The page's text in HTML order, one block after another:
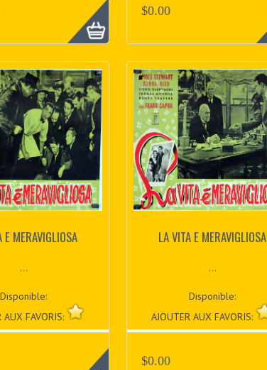
$0.00
E MERAVIGLIOSA
...
Disponible:
AUX FAVORIS:
LA VITA E MERAVIGLIOSA
...
Disponible:
AJOUTER AUX FAVORIS:
$0.00